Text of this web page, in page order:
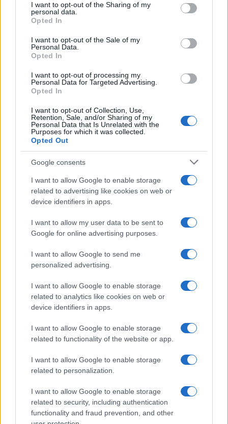
not limited to your visit or usage behaviour. You may click to
grant or deny consent to Google and its third-party tags to
use your data for below specified purposes in below Google
consent section.
I want to opt-out of the Sharing of my
personal data.
Opted In
I want to opt-out of the Sale of my
Personal Data.
Opted In
I want to opt-out of processing my
Personal Data for Targeted Advertising.
Opted In
I want to opt-out of Collection, Use,
Retention, Sale, and/or Sharing of my
Personal Data that Is Unrelated with the
Purposes for which it was collected.
Opted Out
Google consents
I want to allow Google to enable storage
related to advertising like cookies on web or
device identifiers in apps.
I want to allow my user data to be sent to
Google for online advertising purposes.
I want to allow Google to send me
personalized advertising.
I want to allow Google to enable storage
related to analytics like cookies on web or
device identifiers in apps.
I want to allow Google to enable storage
related to functionality of the website or app.
I want to allow Google to enable storage
related to personalization.
I want to allow Google to enable storage
related to security, including authentication
functionality and fraud prevention, and other
Rutina diaria y nocturna para mayores:
Optimiza el descanso de los mayores con una…
SALUD Y BIENESTAR
bienestar cognitivo
La dieta mediterránea no solo es beneficiosa para…
SALUD Y BIENESTAR